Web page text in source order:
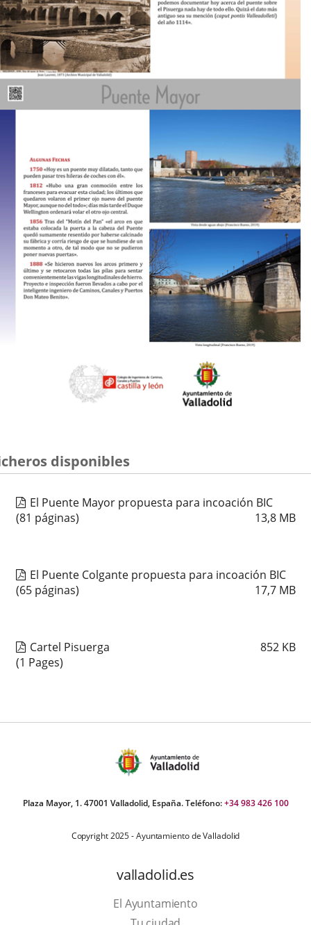
disponibles
El Puente Mayor propuesta para incoación BIC
13,8 MB
(81 páginas)
El Puente Colgante propuesta para incoación BIC
17,7 MB
(65 páginas)
Cartel Pisuerga 852 KB
(1 Pages)
Plaza Mayor, 1. 47001 Valladolid, España. Teléfono:+34 983 426 100
Copyright 2025 - Ayuntamiento de Valladolid
valladolid.es
El Ayuntamiento